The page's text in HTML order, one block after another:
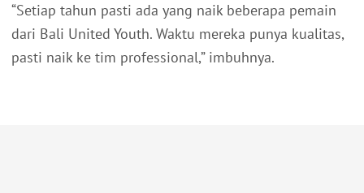
“Setiap tahun pasti ada yang naik beberapa pemain
dari Bali United Youth. Waktu mereka punya kualitas,
pasti naik ke tim professional,” imbuhnya.